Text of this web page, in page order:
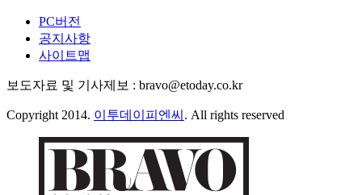
PC버전
공지사항
사이트맵
보도자료 및 기사제보 : bravo@etoday.co.kr
Copyright 2014. 이투데이피엔씨 . All rights reserved